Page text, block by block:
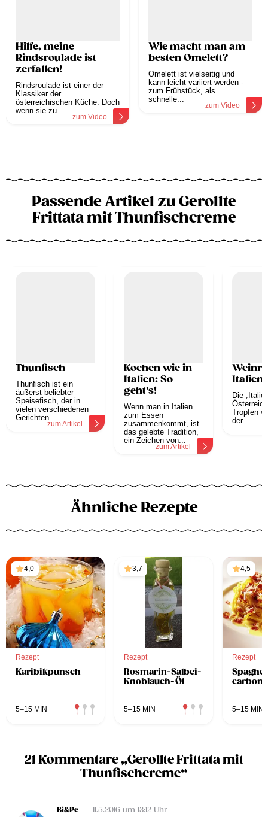
Hilfe, meine
Rindsroulade ist
zerfallen!
Rindsroulade ist einer der
Klassiker der
österreichischen Küche. Doch
wenn sie zu...
zum Video
Wie macht man am
besten Omelett?
Omelett ist vielseitig und
kann leicht variiert werden -
zum Frühstück, als
schnelle...
zum Video
Passende Artikel zu Gerollte
Frittata mit Thunfischcreme
Thunfisch
Thunfisch ist ein
äußerst beliebter
Speisefisch, der in
vielen verschiedenen
Gerichten...
zum Artikel
Kochen wie in
Italien: So
geht's!
Wenn man in Italien
zum Essen
zusammenkommt, ist
das gelebte Tradition,
ein Zeichen von...
zum Artikel
Italien
Die
Tropfen
der...
Ähnliche Rezepte
4,0
Rezept
Karibikpunsch
5–15 MIN
3,7
Rezept
Rosmarin-Salbei-
Knoblauch-Öl
5–15 MIN
4,5
Rezept
5–15 MIN
21 Kommentare „Gerollte Frittata mit
Thunfischcreme“
Bi&Pe — 11.5.2016 um 13:12 Uhr